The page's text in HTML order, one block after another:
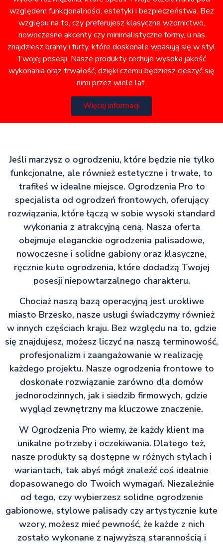
względem funkcjonalności, estetyki i bezpieczeństwa. Bez
względu na to, czy preferujesz klasyczne wzornictwo,
nowoczesne akcenty czy minimalistyczne formy, u nas
znajdziesz bramy i furty, które doskonale wpasują się w styl
Twojej posesji. Nasze produkty cechuje wysoka jakość
wykonania oraz trwałość, dzięki czemu będziesz cieszyć się
nimi przez wiele lat.
Więcej informacji
Jeśli marzysz o ogrodzeniu, które będzie nie tylko
funkcjonalne, ale również estetyczne i trwałe, to
trafiłeś w idealne miejsce. Ogrodzenia Pro to
specjalista od ogrodzeń frontowych, oferujący
rozwiązania, które łączą w sobie wysoki standard
wykonania z atrakcyjną ceną. Nasza oferta
obejmuje eleganckie ogrodzenia palisadowe,
nowoczesne i solidne gabiony oraz klasyczne,
ręcznie kute ogrodzenia, które dodadzą Twojej
posesji niepowtarzalnego charakteru.
Chociaż naszą bazą operacyjną jest urokliwe
miasto Brzesko, nasze usługi świadczymy również
w innych częściach kraju. Bez względu na to, gdzie
się znajdujesz, możesz liczyć na naszą terminowość,
profesjonalizm i zaangażowanie w realizację
każdego projektu. Nasze ogrodzenia frontowe to
doskonałe rozwiązanie zarówno dla domów
jednorodzinnych, jak i siedzib firmowych, gdzie
wygląd zewnętrzny ma kluczowe znaczenie.
W Ogrodzenia Pro wiemy, że każdy klient ma
unikalne potrzeby i oczekiwania. Dlatego też,
nasze produkty są dostępne w różnych stylach i
wariantach, tak abyś mógł znaleźć coś idealnie
dopasowanego do Twoich wymagań. Niezależnie
od tego, czy wybierzesz solidne ogrodzenie
gabionowe, stylowe palisady czy artystycznie kute
wzory, możesz mieć pewność, że każde z nich
zostało wykonane z najwyższą starannością i